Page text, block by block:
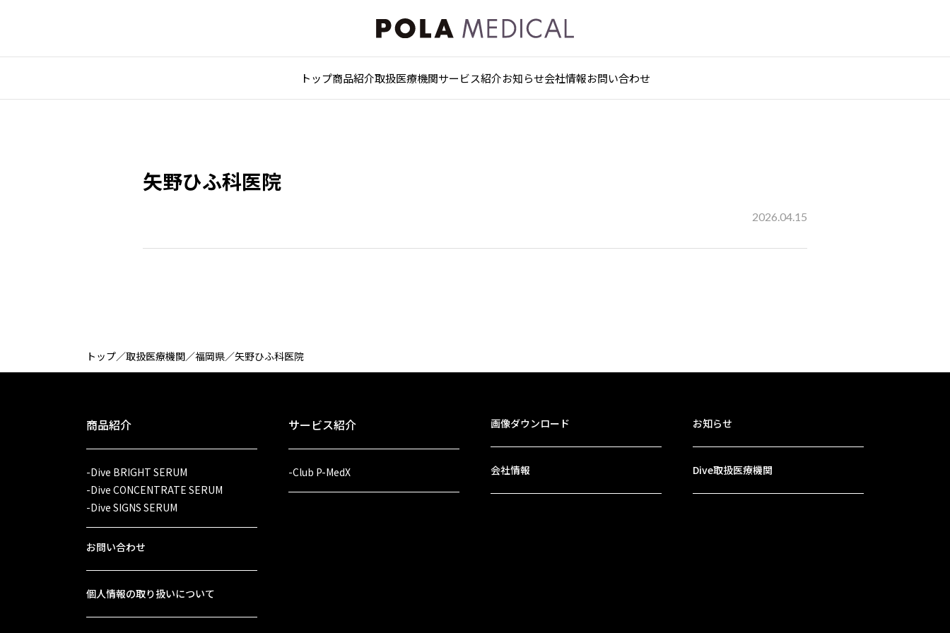
トップ商品紹介取扱医療機関サービス紹介お知らせ会社情報お問い合わせ
矢野ひふ科医院
2026.04.15
トップ／取扱医療機関／福岡県／矢野ひふ科医院
商品紹介
-Dive BRIGHT SERUM
-Dive CONCENTRATE SERUM
-Dive SIGNS SERUM
サービス紹介
-Club P-MedX
画像ダウンロード
会社情報
お知らせ
Dive取扱医療機関
お問い合わせ
個人情報の取り扱いについて